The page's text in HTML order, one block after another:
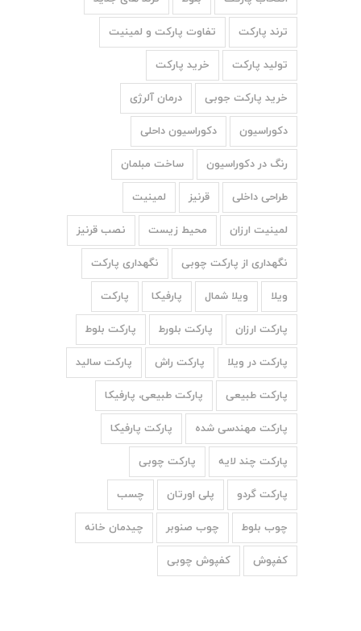
ترند پارکت تفاوت پارکت و لمینیت
تولید پارکت خرید پارکت
خرید پارکت جوبی درمان آلرژی
دکوراسیون دکوراسیون داحلی
رنگ در دکوراسیون ساخت مبلمان
طراحی داخلی قرنیز لمینیت
لمینیت ارزان محیط زیست نصب قرنیز
نگهداری از پارکت چوبی نگهداری پارکت
ویلا ویلا شمال پارفیکا پارکت
پارکت ارزان پارکت بلورط پارکت بلوط
پارکت در ویلا پارکت راش پارکت سالید
پارکت طبیعی پارکت طبیعی، پارفیکا
پارکت مهندسی شده پارکت پارفیکا
پارکت چند لایه پارکت چوبی
پارکت گردو پلی اورتان چسب
چوب بلوط چوب صنوبر چیدمان خانه
کفپوش کفپوش چوبی